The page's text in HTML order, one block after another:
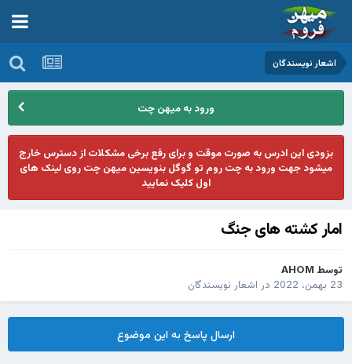
اشعار نویسندگان
ورود به میهن چت
بزودی این ادرس به صورت موقت و برای رفع برخی مشکلات از دسترس خارج
میشود جهت ورود به چت روم تو گوگل بنویسین میهن چت روی لینک های
اول کلیک نمایید
امار کشته های جنگ
توسط AHOM
23 بهمن، 2022
در اشعار نویسندگان
ارسال پاسخ به این موضوع